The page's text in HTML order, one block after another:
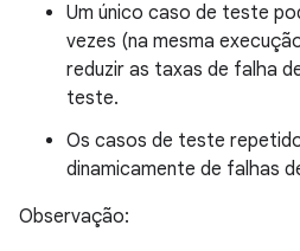
Um único caso de teste
vezes (na mesma
reduzir as taxas de falha
teste.
Os casos de teste
dinamicamente de falhas
Observação: